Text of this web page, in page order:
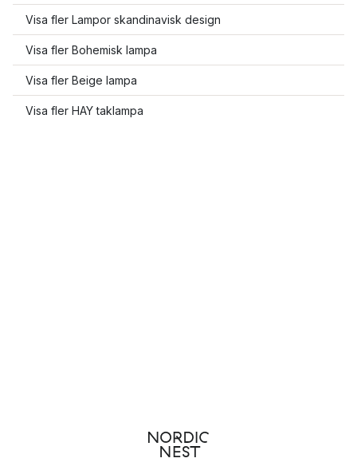
Visa fler Lampor skandinavisk design
Visa fler Bohemisk lampa
Visa fler Beige lampa
Visa fler HAY taklampa